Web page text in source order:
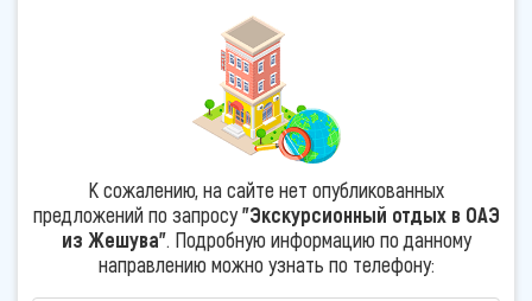
К сожалению, на сайте нет опубликованных
предложений по запросу"Экскурсионный отдых в ОАЭ
из Жешува". Подробную информацию по данному
направлению можно узнать по телефону: